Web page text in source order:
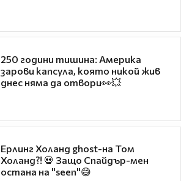
250 години тишина: Америка
зарови капсула, която никой жив
днес няма да отвори👀💥
Ерлинг Холанд ghost-на Том
Холанд?! 💀 Защо Спайдър-мен
остана на "seen"😅